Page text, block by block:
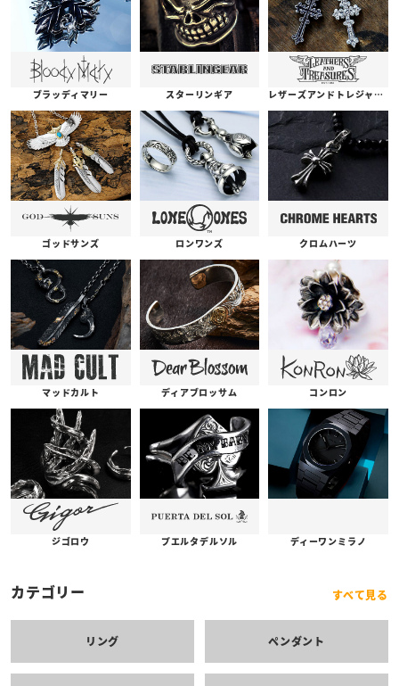
ブラッディマリー スターリンギア レザーズアンドトレジャーズ
ゴッドサンズ ロンワンズ クロムハーツ
マッドカルト ディアブロッサム コンロン
ジゴロウ プエルタデルソル ディーワンミラノ
カテゴリー すべて見る
リング ペンダント